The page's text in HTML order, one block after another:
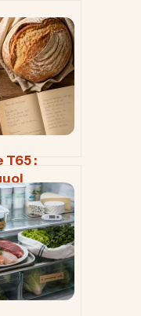
T65 :
pour
maison
à pizza